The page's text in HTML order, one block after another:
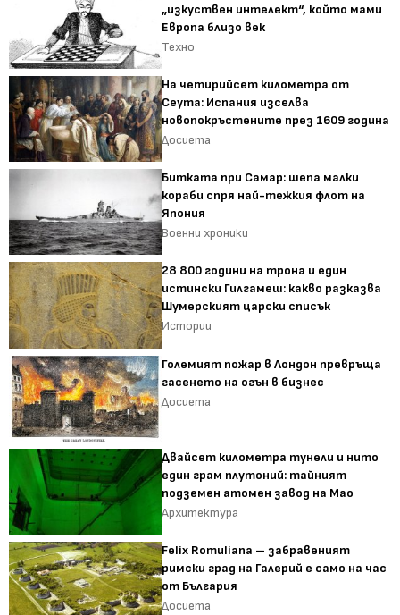
„изкуствен интелект“, който мами
Европа близо век
Техно
На четирийсет километра от
Сеута: Испания изселва
новопокръстените през 1609 година
Досиета
Битката при Самар: шепа малки
кораби спря най-тежкия флот на
Япония
Военни хроники
28 800 години на трона и един
истински Гилгамеш: какво разказва
Шумерският царски списък
Истории
Големият пожар в Лондон превръща
гасенето на огън в бизнес
Досиета
Двайсет километра тунели и нито
един грам плутоний: тайният
подземен атомен завод на Мао
Архитектура
Felix Romuliana – забравеният
римски град на Галерий е само на час
от България
Досиета